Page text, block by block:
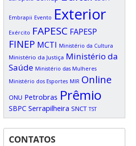
Embrapii Evento Exterior
Exército FAPESC FAPESP
FINEP MCTI Ministério da Cultura
Ministério da Justiça Ministério da
Saúde Ministério das Mulheres
Ministério dos Esportes MIR Online
ONU Petrobras Prêmio
SBPC Serrapilheira SNCT TST
CONTATOS